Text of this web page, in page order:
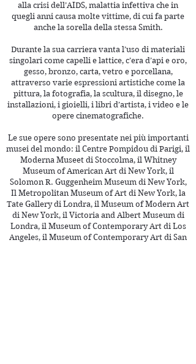
alla crisi dell’AIDS, malattia infettiva che in
quegli anni causa molte vittime, di cui fa parte
anche la sorella della stessa Smith.
Durante la sua carriera vanta l’uso di materiali
singolari come capelli e lattice, c’era d’api e oro,
gesso, bronzo, carta, vetro e porcellana,
attraverso varie espressioni artistiche come la
pittura, la fotografia, la scultura, il disegno, le
installazioni, i gioielli, i libri d’artista, i video e le
opere cinematografiche.
Le sue opere sono presentate nei più importanti
musei del mondo: il Centre Pompidou di Parigi, il
Moderna Museet di Stoccolma, il Whitney
Museum of American Art di New York, il
Solomon R. Guggenheim Museum di New York,
Il Metropolitan Museum of Art di New York, la
Tate Gallery di Londra, il Museum of Modern Art
di New York, il Victoria and Albert Museum di
Londra, il Museum of Contemporary Art di Los
Angeles, il Museum of Contemporary Art di San